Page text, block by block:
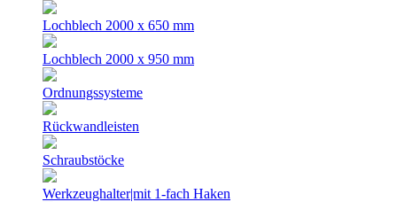
Lochblech 2000 x 650 mm
Lochblech 2000 x 950 mm
Ordnungssysteme
Rückwandleisten
Schraubstöcke
Werkzeughalter|mit 1-fach Haken